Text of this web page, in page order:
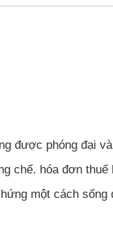
được phóng đại
chế. hóa đơn
một cách sống